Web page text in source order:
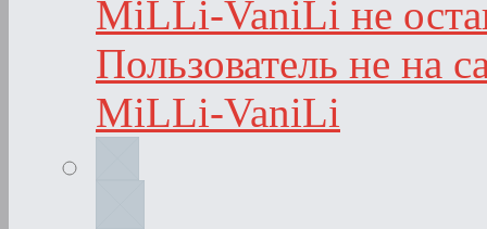
MiLLi-VaniLi не
Пользователь не на
MiLLi-VaniLi